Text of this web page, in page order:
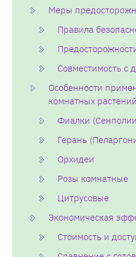
Меры
Правила
Совместимость с
Особенности
комнатных растений
Фиалки
Герань
Орхидеи
Розы комнатные
Цитрусовые
Экономическая
Стоимость и